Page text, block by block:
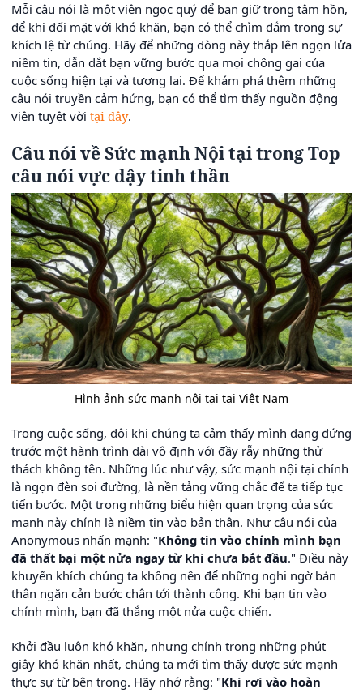
Mỗi câu nói là một viên ngọc quý để bạn giữ trong tâm hồn,
để khi đối mặt với khó khăn, bạn có thể chìm đắm trong sự
khích lệ từ chúng. Hãy để những dòng này thắp lên ngọn lửa
niềm tin, dẫn dắt bạn vững bước qua mọi chông gai của
cuộc sống hiện tại và tương lai. Để khám phá thêm những
câu nói truyền cảm hứng, bạn có thể tìm thấy nguồn động
viên tuyệt vời tại đây.
Câu nói về Sức mạnh Nội tại trong Top
câu nói vực dậy tinh thần
Hình ảnh sức mạnh nội tại tại Việt Nam
Trong cuộc sống, đôi khi chúng ta cảm thấy mình đang đứng
trước một hành trình dài vô định với đầy rẫy những thử
thách không tên. Những lúc như vậy, sức mạnh nội tại chính
là ngọn đèn soi đường, là nền tảng vững chắc để ta tiếp tục
tiến bước. Một trong những biểu hiện quan trọng của sức
mạnh này chính là niềm tin vào bản thân. Như câu nói của
Anonymous nhấn mạnh: "Không tin vào chính mình bạn
đã thất bại một nửa ngay từ khi chưa bắt đầu." Điều này
khuyến khích chúng ta không nên để những nghi ngờ bản
thân ngăn cản bước chân tới thành công. Khi bạn tin vào
chính mình, bạn đã thắng một nửa cuộc chiến.
Khởi đầu luôn khó khăn, nhưng chính trong những phút
giây khó khăn nhất, chúng ta mới tìm thấy được sức mạnh
thực sự từ bên trong. Hãy nhớ rằng: "Khi rơi vào hoàn